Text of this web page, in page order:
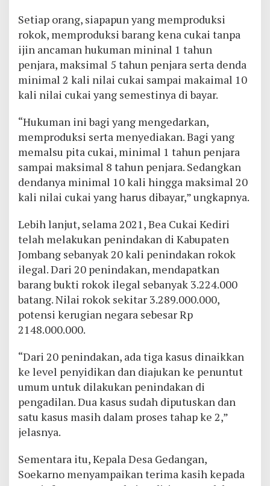
Setiap orang, siapapun yang memproduksi
rokok, memproduksi barang kena cukai tanpa
ijin ancaman hukuman mininal 1 tahun
penjara, maksimal 5 tahun penjara serta denda
minimal 2 kali nilai cukai sampai makaimal 10
kali nilai cukai yang semestinya di bayar.
“Hukuman ini bagi yang mengedarkan,
memproduksi serta menyediakan. Bagi yang
memalsu pita cukai, minimal 1 tahun penjara
sampai maksimal 8 tahun penjara. Sedangkan
dendanya minimal 10 kali hingga maksimal 20
kali nilai cukai yang harus dibayar,” ungkapnya.
Lebih lanjut, selama 2021, Bea Cukai Kediri
telah melakukan penindakan di Kabupaten
Jombang sebanyak 20 kali penindakan rokok
ilegal. Dari 20 penindakan, mendapatkan
barang bukti rokok ilegal sebanyak 3.224.000
batang. Nilai rokok sekitar 3.289.000.000,
potensi kerugian negara sebesar Rp
2148.000.000.
“Dari 20 penindakan, ada tiga kasus dinaikkan
ke level penyidikan dan diajukan ke penuntut
umum untuk dilakukan penindakan di
pengadilan. Dua kasus sudah diputuskan dan
satu kasus masih dalam proses tahap ke 2,”
jelasnya.
Sementara itu, Kepala Desa Gedangan,
Soekarno menyampaikan terima kasih kepada